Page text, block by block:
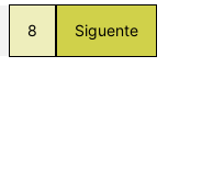
8 Siguente